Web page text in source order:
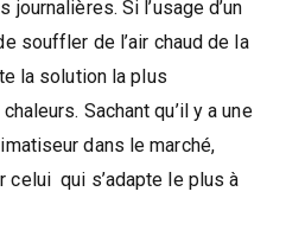
journalières. Si l’usage d’un
souffler de l’air chaud de la
la solution la plus
Sachant qu’il y a une
dans le marché,
celui qui s’adapte le plus à